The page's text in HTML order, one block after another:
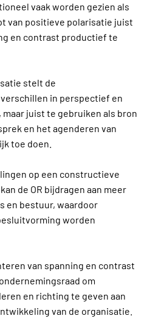
vaak worden gezien als
van positieve polarisatie juist
en contrast productief te
stelt de
in perspectief en
juist te gebruiken als bron
en het agenderen van
toe doen.
op een constructieve
de OR bijdragen aan meer
en bestuur, waardoor
worden
van spanning en contrast
om
en richting te geven aan
van de organisatie.